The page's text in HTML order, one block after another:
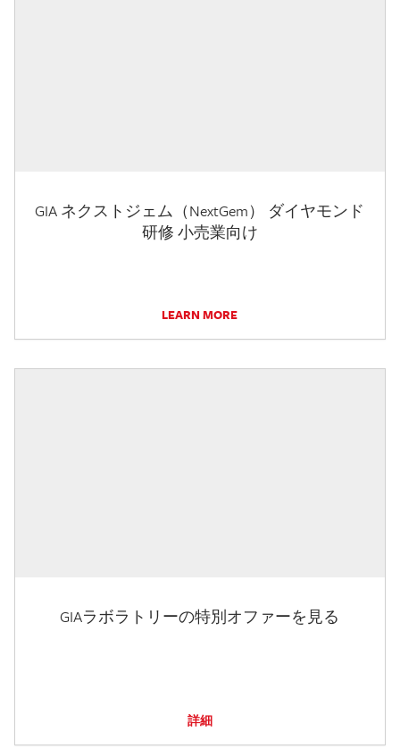
GIA ネクストジェム（NextGem） ダイヤモンド
研修 小売業向け
LEARN MORE
GIAラボラトリーの特別オファーを見る
詳細